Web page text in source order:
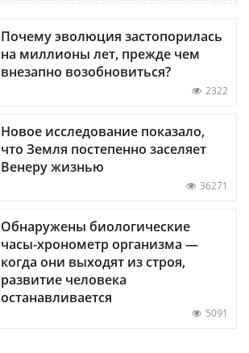
Почему эволюция застопорилась
на миллионы лет, прежде чем
внезапно возобновиться?
2322
Новое исследование показало,
что Земля постепенно заселяет
Венеру жизнью
36271
Обнаружены биологические
часы-хронометр организма —
когда они выходят из строя,
развитие человека
останавливается
5091